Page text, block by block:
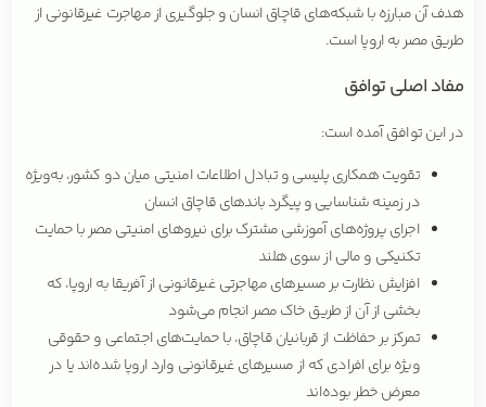
هدف آن مبارزه با شبکه‌های قاچاق انسان و جلوگیری از مهاجرت غیرقانونی از
طریق مصر به اروپا است.
مفاد اصلی توافق
در این توافق آمده است:
تقویت همکاری پلیسی و تبادل اطلاعات امنیتی میان دو کشور، به‌ویژه
در زمینه شناسایی و پیگرد باندهای قاچاق انسان
اجرای پروژه‌های آموزشی مشترک برای نیروهای امنیتی مصر با حمایت
تکنیکی و مالی از سوی هلند
افزایش نظارت بر مسیرهای مهاجرتی غیرقانونی از آفریقا به اروپا، که
بخشی از آن از طریق خاک مصر انجام می‌شود
تمرکز بر حفاظت از قربانیان قاچاق، با حمایت‌های اجتماعی و حقوقی
ویژه برای افرادی که از مسیرهای غیرقانونی وارد اروپا شده‌اند یا در
معرض خطر بوده‌اند